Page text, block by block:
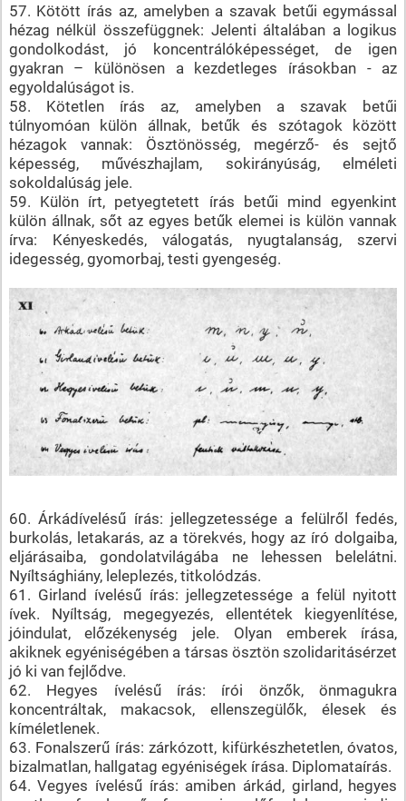
57. Kötött írás az, amelyben a szavak betűi egymással
hézag nélkül összefüggnek: Jelenti általában a logikus
gondolkodást, jó koncentrálóképességet, de igen
gyakran – különösen a kezdetleges írásokban - az
egyoldalúságot is.
58. Kötetlen írás az, amelyben a szavak betűi
túlnyomóan külön állnak, betűk és szótagok között
hézagok vannak: Ösztönösség, megérző- és sejtő
képesség, művészhajlam, sokirányúság, elméleti
sokoldalúság jele.
59. Külön írt, petyegtetett írás betűi mind egyenkint
külön állnak, sőt az egyes betűk elemei is külön vannak
írva: Kényeskedés, válogatás, nyugtalanság, szervi
idegesség, gyomorbaj, testi gyengeség.
60. Árkádívelésű írás: jellegzetessége a felülről fedés,
burkolás, letakarás, az a törekvés, hogy az író dolgaiba,
eljárásaiba, gondolatvilágába ne lehessen belelátni.
Nyíltsághiány, leleplezés, titkolódzás.
61. Girland ívelésű írás: jellegzetessége a felül nyitott
ívek. Nyíltság, megegyezés, ellentétek kiegyenlítése,
jóindulat, előzékenység jele. Olyan emberek írása,
akiknek egyéniségében a társas ösztön szolidaritásérzet
jó ki van fejlődve.
62. Hegyes ívelésű írás: írói önzők, önmagukra
koncentráltak, makacsok, ellenszegülők, élesek és
kíméletlenek.
63. Fonalszerű írás: zárkózott, kifürkészhetetlen, óvatos,
bizalmatlan, hallgatag egyéniségek írása. Diplomataírás.
64. Vegyes ívelésű írás: amiben árkád, girland, hegyes